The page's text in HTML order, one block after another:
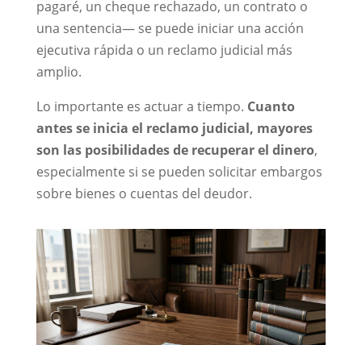
pagaré, un cheque rechazado, un contrato o
una sentencia— se puede iniciar una acción
ejecutiva rápida o un reclamo judicial más
amplio.
Lo importante es actuar a tiempo. Cuanto
antes se inicia el reclamo judicial, mayores
son las posibilidades de recuperar el dinero,
especialmente si se pueden solicitar embargos
sobre bienes o cuentas del deudor.